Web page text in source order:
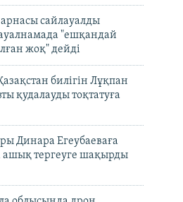
арнасы сайлауалды
"ешқандай
жоқ" дейді
билігін Лұқпан
қудалауды тоқтатуға
Динара Егеубаеваға
ашық тергеуге шақырды